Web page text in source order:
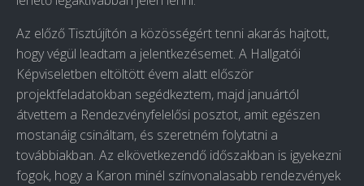
Az előző Tisztújítón a közösségért tenni akarás hajtott,
hogy végül leadtam a jelentkezésemet. A Hallgatói
Képviseletben eltöltött évem alatt először
projektfeladatokban segédkeztem, majd januártól
átvettem a Rendezvényfelelősi posztot, amit egészen
mostanáig csináltam, és szeretném folytatni a
továbbiakban. Az elkövetkezendő időszakban is igyekezni
fogok, hogy a Karon minél színvonalasabb rendezvények